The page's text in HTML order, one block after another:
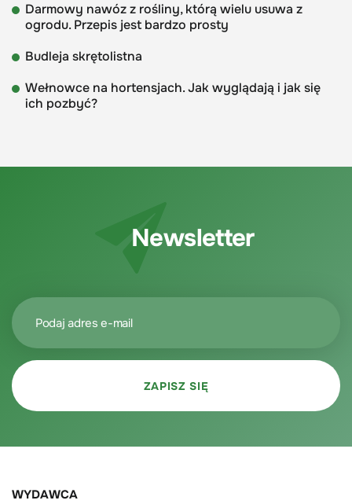
Darmowy nawóz z rośliny, którą wielu usuwa z
ogrodu. Przepis jest bardzo prosty
Budleja skrętolistna
Wełnowce na hortensjach. Jak wyglądają i jak się
ich pozbyć?
Newsletter
WYDAWCA